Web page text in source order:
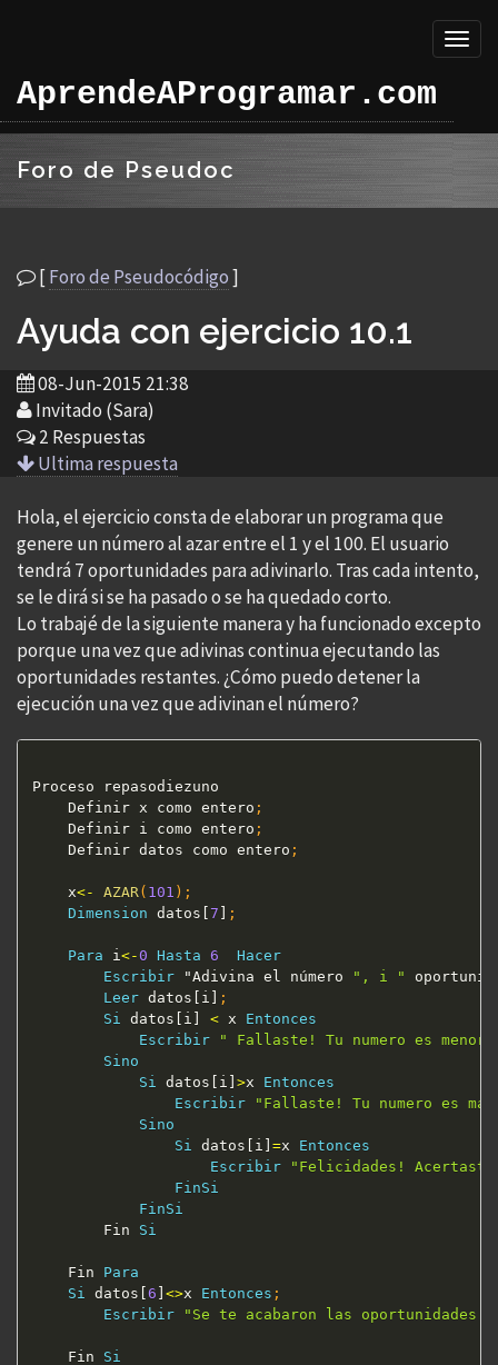
AprendeAProgramar.com
Foro de Pseudoc
[Foro de Pseudocódigo]
Ayuda con ejercicio 10.1
08-Jun-2015 21:38
Invitado (Sara)
2 Respuestas
Ultima respuesta
Hola, el ejercicio consta de elaborar un programa que
genere un número al azar entre el 1 y el 100. El usuario
tendrá 7 oportunidades para adivinarlo. Tras cada intento,
se le dirá si se ha pasado o se ha quedado corto.
Lo trabajé de la siguiente manera y ha funcionado excepto
porque una vez que adivinas continua ejecutando las
oportunidades restantes. ¿Cómo puedo detener la
ejecución una vez que adivinan el número?
Proceso repasodiezuno
	Definir x como entero
;
	Definir i como entero
;
	Definir datos como entero
;
	x
<- AZAR( 101 ) ;
Dimension datos[ 7 ;
Para i<-0 Hasta 6
Hacer
Escribir "Adivina el número ", i "
Leer datos[i]
;
Si datos[i] < x Entonces
Escribir
" Fallaste! Tu numero es menor"
Sino
Si datos[i] >x Entonces
Escribir
"Fallaste! Tu numero es
Sino
Si datos[i] =x Entonces
Escribir
"Felicidades!
FinSi
FinSi
		Fin
Si
	Fin
Para
Si datos[ 6 <>x Entonces ;
Escribir
"Se te acabaron las
	Fin
Si